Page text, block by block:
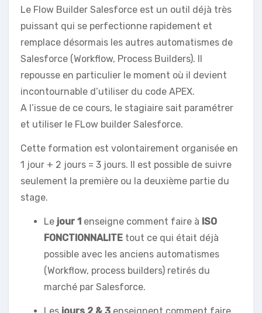
Le Flow Builder Salesforce est un outil déjà très
puissant qui se perfectionne rapidement et
remplace désormais les autres automatismes de
Salesforce (Workflow, Process Builders). Il
repousse en particulier le moment où il devient
incontournable d’utiliser du code APEX.
A l’issue de ce cours, le stagiaire sait paramétrer
et utiliser le FLow builder Salesforce.
Cette formation est volontairement organisée en
1 jour + 2 jours = 3 jours. Il est possible de suivre
seulement la première ou la deuxième partie du
stage.
Le jour 1 enseigne comment faire à ISO
FONCTIONNALITE tout ce qui était déjà
possible avec les anciens automatismes
(Workflow, process builders) retirés du
marché par Salesforce.